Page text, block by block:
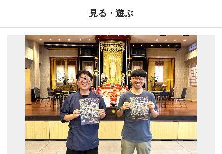
見る・遊ぶ